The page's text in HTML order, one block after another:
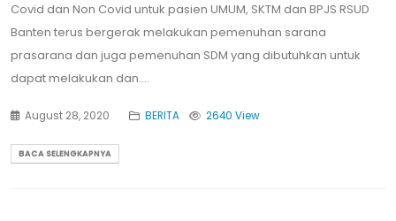
Covid dan Non Covid untuk pasien UMUM, SKTM dan BPJS RSUD
Banten terus bergerak melakukan pemenuhan sarana
prasarana dan juga pemenuhan SDM yang dibutuhkan untuk
dapat melakukan dan....
August 28, 2020 BERITA 2640 View
BACA SELENGKAPNYA